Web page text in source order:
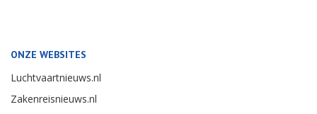
ONZE WEBSITES
Luchtvaartnieuws.nl
Zakenreisnieuws.nl